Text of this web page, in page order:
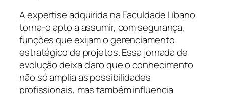
A expertise adquirida na Faculdade Líbano
torna-o apto a assumir, com segurança,
funções que exijam o gerenciamento
estratégico de projetos. Essa jornada de
evolução deixa claro que o conhecimento
não só amplia as possibilidades
profissionais, mas também influencia